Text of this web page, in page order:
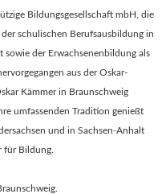
Bildungsgesellschaft mbH, die
schulischen Berufsausbildung in
der Erwachsenenbildung als
aus der Oskar-
Kämmer in Braunschweig
umfassenden Tradition genießt
und in Sachsen-Anhalt
für Bildung.